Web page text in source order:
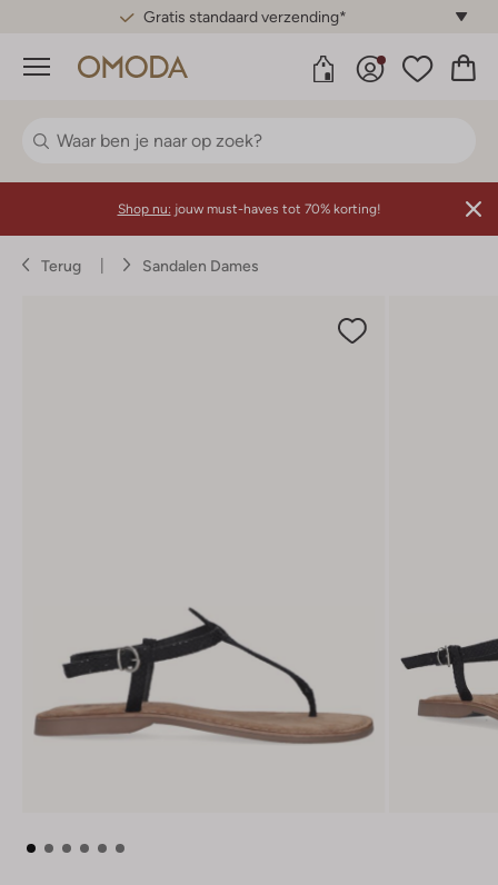
Gratis standaard verzending*
Menu
Shop nu: jouw must-haves tot 70% korting!
Terug Sandalen Dames